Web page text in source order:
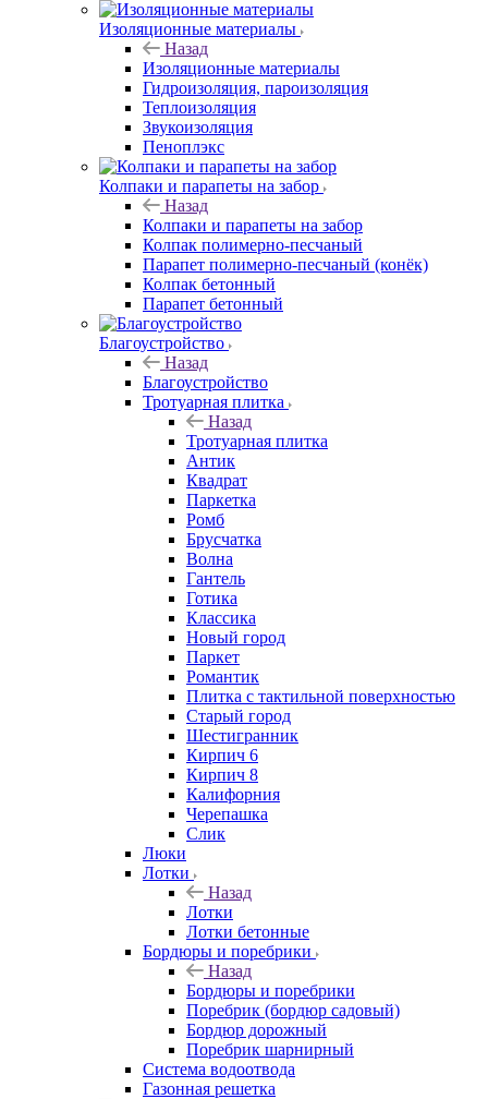
Изоляционные материалы
Назад
Изоляционные материалы
Гидроизоляция, пароизоляция
Теплоизоляция
Звукоизоляция
Пеноплэкс
Колпаки и парапеты на забор
Назад
Колпаки и парапеты на забор
Колпак полимерно-песчаный
Парапет полимерно-песчаный (конёк)
Колпак бетонный
Парапет бетонный
Благоустройство
Назад
Благоустройство
Тротуарная плитка
Назад
Тротуарная плитка
Антик
Квадрат
Паркетка
Ромб
Брусчатка
Волна
Гантель
Готика
Классика
Новый город
Паркет
Романтик
Плитка с тактильной поверхностью
Старый город
Шестигранник
Кирпич 6
Кирпич 8
Калифорния
Черепашка
Слик
Люки
Лотки
Назад
Лотки
Лотки бетонные
Бордюры и поребрики
Назад
Бордюры и поребрики
Поребрик (бордюр садовый)
Бордюр дорожный
Поребрик шарнирный
Система водоотвода
Газонная решетка